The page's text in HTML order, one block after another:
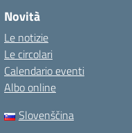
Novità
Le notizie
Le circolari
Calendario eventi
Albo online
Slovenščina